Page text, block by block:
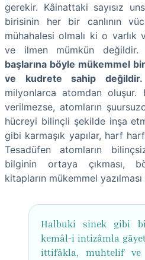
gerekir. Kâinattaki sayısız
birisinin her bir canlının
mühahalesi olmalı ki o varlık
ve ilmen mümkün değildir.
başlarına böyle mükemmel
ve kudrete sahip değildir.
milyonlarca atomdan oluşur.
verilmezse, atomların
hücreyi bilinçli şekilde inşa
gibi karmaşık yapılar, harf
Tesadüfen atomların
bilginin ortaya çıkması,
kitapların mükemmel yazılması
Halbuki sinek gibi
kemâl-i intizâmla
ittifâkla, muhtelif ve